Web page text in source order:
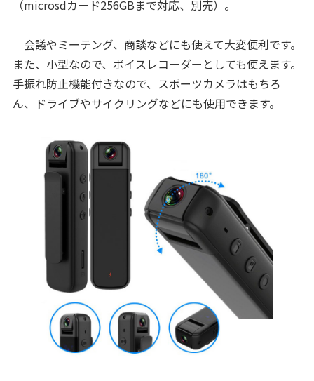
（microsdカード256GBまで対応、別売）。
会議やミーテング、商談などにも使えて大変便利です。
また、小型なので、ボイスレコーダーとしても使えます。
手振れ防止機能付きなので、スポーツカメラはもちろ
ん、ドライブやサイクリングなどにも使用できます。